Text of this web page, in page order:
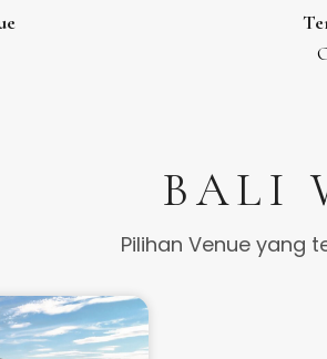
BALI
Pilihan Venue yang